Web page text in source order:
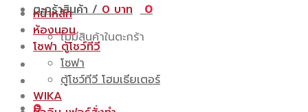
ตะกร้าสินค้า /0
0
ไม่มีสินค้าในตะกร้า
0
หน้าหลัก
ห้องนอน
โซฟา ตู้โชว์ทีวี
โซฟา
ตู้โชว์ทีวี โฮมเธียเตอร์
WIKA